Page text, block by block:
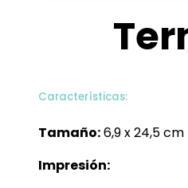
Características:
Tamaño:6,9 x 24,5 cm
Impresión: